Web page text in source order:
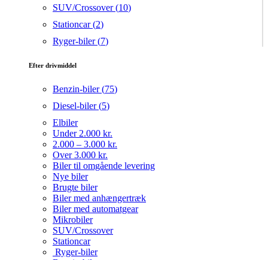
SUV/Crossover (10)
Stationcar (2)
Ryger-biler (7)
Efter drivmiddel
Benzin-biler (75)
Diesel-biler (5)
Elbiler
Under 2.000 kr.
2.000 – 3.000 kr.
Over 3.000 kr.
Biler til omgående levering
Nye biler
Brugte biler
Biler med anhængertræk
Biler med automatgear
Mikrobiler
SUV/Crossover
Stationcar
Ryger-biler